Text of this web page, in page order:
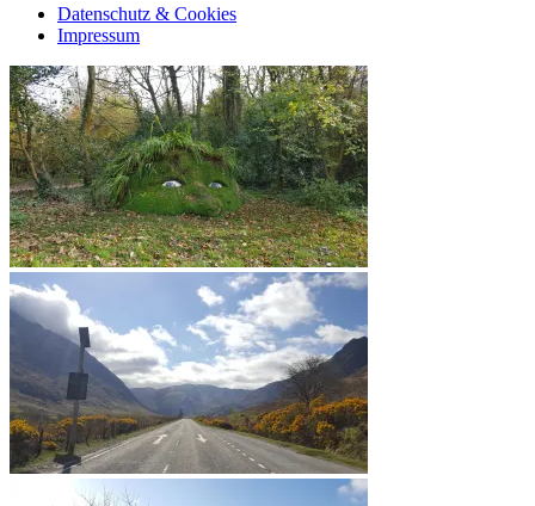
Datenschutz & Cookies
Impressum